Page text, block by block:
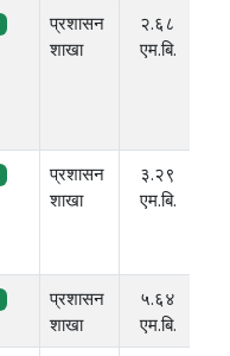
प्रशासन
शाखा
२.६८
एम.बि.
प्रशासन
शाखा
३.२९
एम.बि.
प्रशासन
शाखा
५.६४
एम.बि.